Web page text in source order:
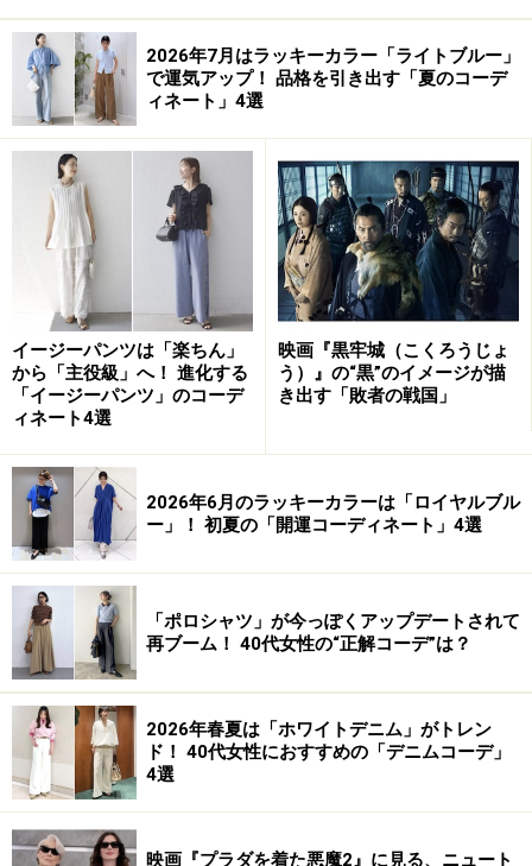
2026年7月はラッキーカラー「ライトブルー」
で運気アップ！ 品格を引き出す「夏のコーデ
ィネート」4選
イージーパンツは「楽ちん」
から「主役級」へ！ 進化する
「イージーパンツ」のコーデ
ィネート4選
映画『黒牢城（こくろうじょ
う）』の“黒”のイメージが描
き出す「敗者の戦国」
2026年6月のラッキーカラーは「ロイヤルブル
ー」！ 初夏の「開運コーディネート」4選
「ポロシャツ」が今っぽくアップデートされて
再ブーム！ 40代女性の“正解コーデ”は？
2026年春夏は「ホワイトデニム」がトレン
ド！ 40代女性におすすめの「デニムコーデ」
4選
映画『プラダを着た悪魔2』に見る、ニュート